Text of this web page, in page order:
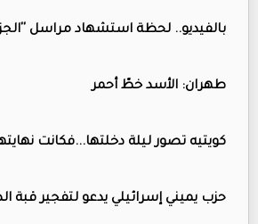
بالفيديو.. لحظة استشهاد مراسل
طهران: الأسد خطّ أحمر
كويتيه تصور ليلة دخلتها...فكانت
حزب يميني إسرائيلي يدعو لتفجير قبة